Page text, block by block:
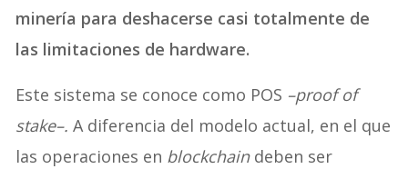
minería para deshacerse casi totalmente de
las limitaciones de hardware.
Este sistema se conoce como POS –proof of
stake–. A diferencia del modelo actual, en el que
las operaciones en blockchaindeben ser